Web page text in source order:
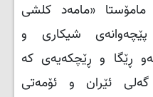
«مامەد کلشی
شیکاری و
ئەو ڕێگا و ڕێچکەیەی کە
ئێران و ئۆمەتی